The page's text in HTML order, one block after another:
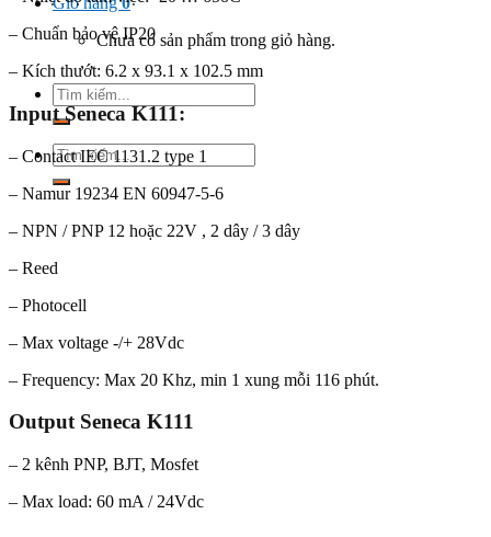
Chưa có sản phẩm trong giỏ hàng.
Tìm
kiếm:
Tìm
kiếm:
– Chuẩn bảo vệ IP20
– Kích thướt: 6.2 x 93.1 x 102.5 mm
Input Seneca K111:
– Contact IEC 1131.2 type 1
– Namur 19234 EN 60947-5-6
– NPN / PNP 12 hoặc 22V , 2 dây / 3 dây
– Reed
– Photocell
– Max voltage -/+ 28Vdc
– Frequency: Max 20 Khz, min 1 xung mỗi 116 phút.
Output Seneca K111
– 2 kênh PNP, BJT, Mosfet
– Max load: 60 mA / 24Vdc